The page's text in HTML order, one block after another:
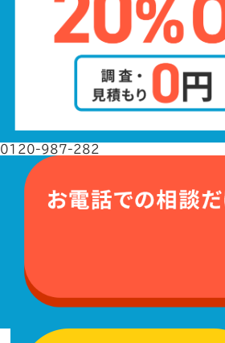
0120-987-282